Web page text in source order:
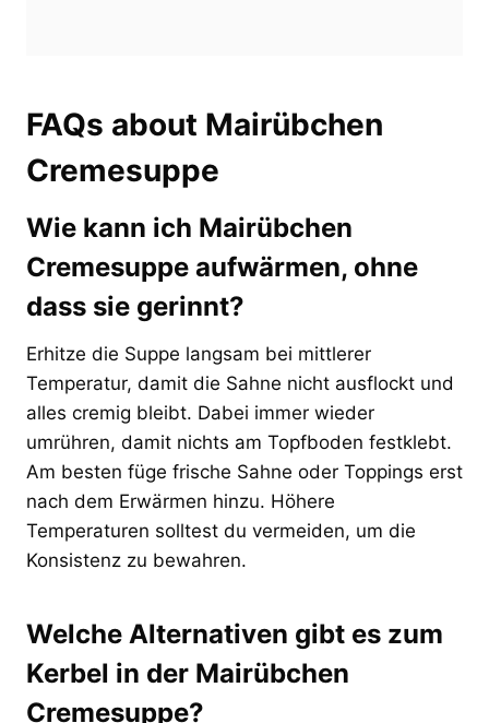
FAQs about Mairübchen
Cremesuppe
Wie kann ich Mairübchen
Cremesuppe aufwärmen, ohne
dass sie gerinnt?
Erhitze die Suppe langsam bei mittlerer
Temperatur, damit die Sahne nicht ausflockt und
alles cremig bleibt. Dabei immer wieder
umrühren, damit nichts am Topfboden festklebt.
Am besten füge frische Sahne oder Toppings erst
nach dem Erwärmen hinzu. Höhere
Temperaturen solltest du vermeiden, um die
Konsistenz zu bewahren.
Welche Alternativen gibt es zum
Kerbel in der Mairübchen
Cremesuppe?